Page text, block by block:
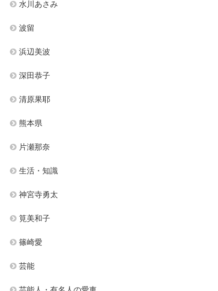
水川あさみ
波留
浜辺美波
深田恭子
清原果耶
熊本県
片瀬那奈
生活・知識
神宮寺勇太
筧美和子
篠崎愛
芸能